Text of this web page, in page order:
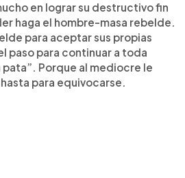
en lograr su destructivo fin
haga el hombre-masa rebelde.
para aceptar sus propias
paso para continuar a toda
Porque al mediocre le
para equivocarse.